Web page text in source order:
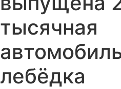
тысячная
лебёдка